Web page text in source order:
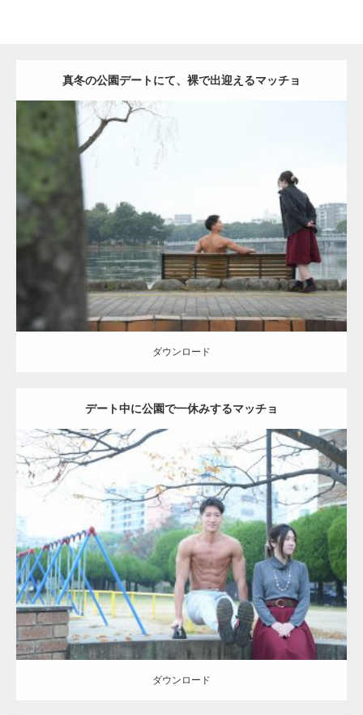
真冬の公園デートにて、裸で出迎えるマッチョ
公園のマッチョ AKIHITO(細マッチョ) 背中
ダウンロード
ダウンロード
デート中に公園で一休みするマッチョ
Update:2021.07.6
Category:公園のマッチョ その他 AKIHITO(細マッチョ) 腹筋
ダウンロード
ダウンロード